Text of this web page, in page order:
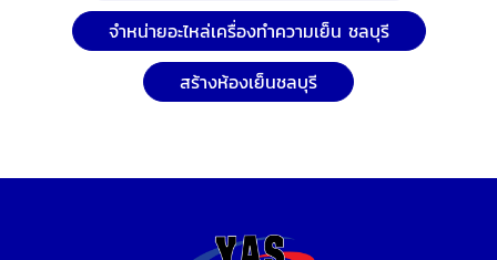
จำหน่ายอะไหล่เครื่องทำความเย็น ชลบุรี
สร้างห้องเย็นชลบุรี